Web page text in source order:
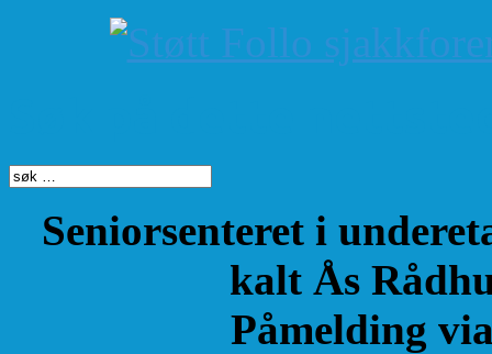
Seniorsenteret i
kalt Ås
Påmelding